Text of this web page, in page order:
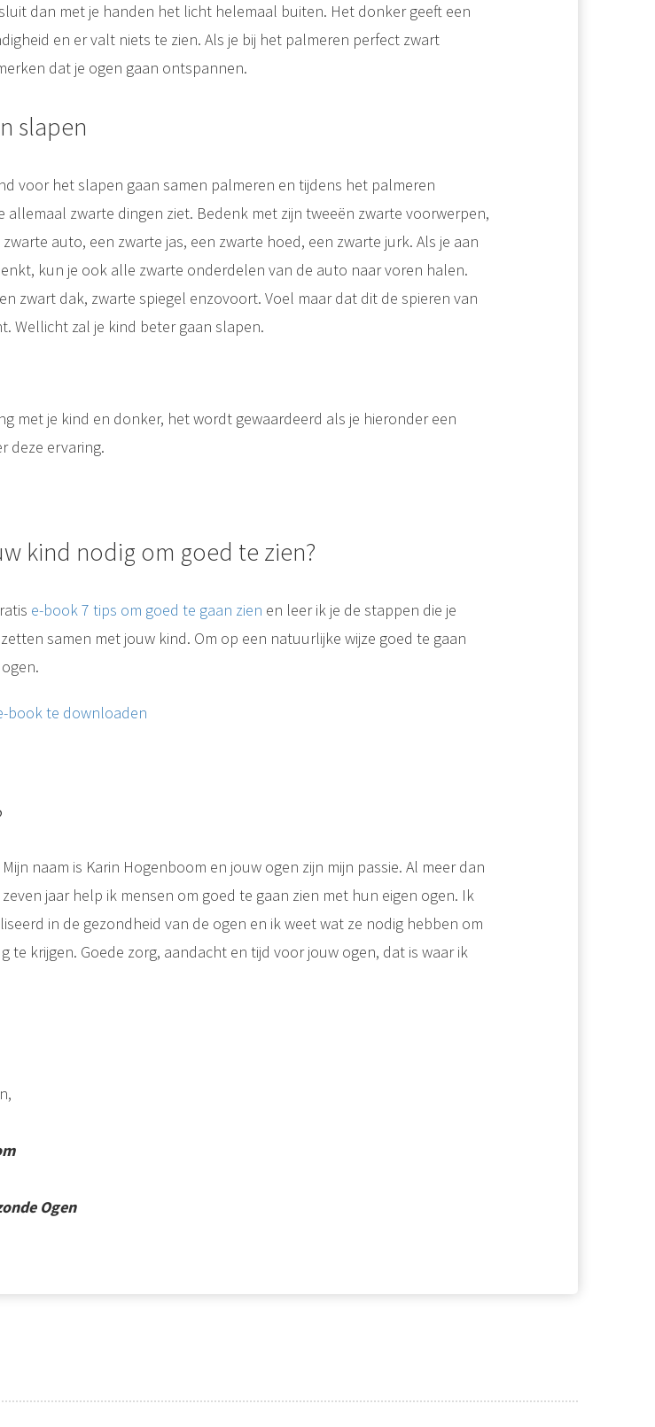
dan met je handen het licht helemaal buiten. Het donker geeft een
en er valt niets te zien. Als je bij het palmeren perfect zwart
dat je ogen gaan ontspannen.
slapen
voor het slapen gaan samen palmeren en tijdens het palmeren
allemaal zwarte dingen ziet. Bedenk met zijn tweeën zwarte voorwerpen,
auto, een zwarte jas, een zwarte hoed, een zwarte jurk. Als je aan
kun je ook alle zwarte onderdelen van de auto naar voren halen.
zwart dak, zwarte spiegel enzovoort. Voel maar dat dit de spieren van
Wellicht zal je kind beter gaan slapen.
met je kind en donker, het wordt gewaardeerd als je hieronder een
deze ervaring.
kind nodig om goed te zien?
e-book 7 tips om goed te gaan zien en leer ik je de stappen die je
samen met jouw kind. Om op een natuurlijke wijze goed te gaan
book te downloaden
Mijn naam is Karin Hogenboom en jouw ogen zijn mijn passie. Al meer dan
zeven jaar help ik mensen om goed te gaan zien met hun eigen ogen. Ik
in de gezondheid van de ogen en ik weet wat ze nodig hebben om
te krijgen. Goede zorg, aandacht en tijd voor jouw ogen, dat is waar ik
Ogen